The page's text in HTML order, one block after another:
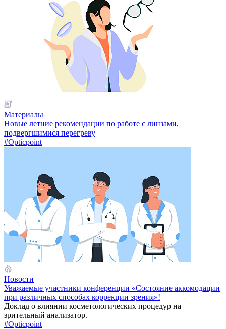
Материалы
Новые летние рекомендации по работе с линзами,
подвергшимися перегреву
#Opticpoint
Новости
Уважаемые участники конференции «Состояние аккомодации
при различных способах коррекции зрения»!
Доклад о влиянии косметологических процедур на
зрительный анализатор.
#Opticpoint